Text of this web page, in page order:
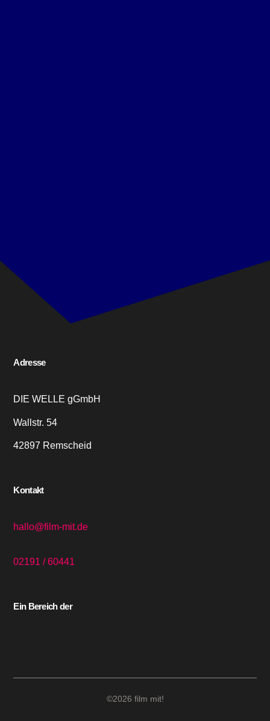
Adresse
DIE WELLE gGmbH
Wallstr. 54
42897 Remscheid
Kontakt
hallo@film-mit.de
02191 / 60441
Ein Bereich der
©2026 film mit!